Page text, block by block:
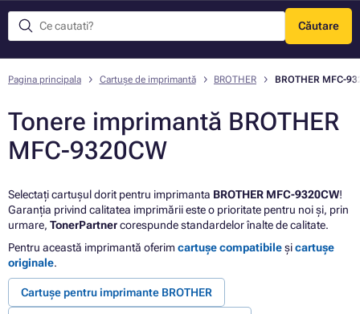
Căutare
Meniu
Pagina principala Cartușe de imprimantă BROTHER BROTHER MFC-
Tonere imprimantă BROTHER
MFC-9320CW
Selectați cartușul dorit pentru imprimanta BROTHER MFC-9320CW!
Garanția privind calitatea imprimării este o prioritate pentru noi și, prin
urmare, TonerPartnercorespunde standardelor înalte de calitate.
Pentru această imprimantă oferimcartușe compatibileșicartușe
originale.
Cartușe pentru imprimante BROTHER